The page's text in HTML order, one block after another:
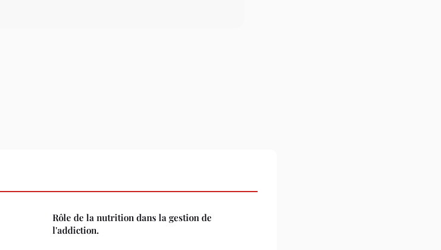
Rôle de la nutrition dans la gestion de
l'addiction.